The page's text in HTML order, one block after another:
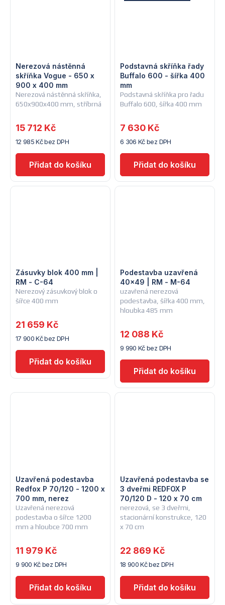
Nerezová nástěnná skříňka,
650x900x400 mm, stříbrná
Nerezová nástěnná
skříňka Vogue - 650 x
900 x 400 mm
12 985 Kč bez DPH
15 712 Kč
Podstavná skříňka pro řadu
Buffalo 600, šířka 400 mm
Podstavná skříňka řady
Buffalo 600 - šířka 400
mm
6 306 Kč bez DPH
7 630 Kč
Nerezový zásuvkový blok o
šířce 400 mm
Zásuvky blok 400 mm |
RM - C-64
17 900 Kč bez DPH
21 659 Kč
uzavřená nerezová
podestavba, šířka 400 mm,
hloubka 485 mm
Podestavba uzavřená
40x49 | RM - M-64
9 990 Kč bez DPH
12 088 Kč
Uzavřená nerezová
podestavba o šířce 1200
mm a hloubce 700 mm
Uzavřená podestavba
Redfox P 70/120 - 1200 x
700 mm, nerez
9 900 Kč bez DPH
11 979 Kč
nerezová, se 3 dveřmi,
stacionární konstrukce, 120
x 70 cm
Uzavřená podestavba se
3 dveřmi REDFOX P
70/120 D - 120 x 70 cm
18 900 Kč bez DPH
22 869 Kč